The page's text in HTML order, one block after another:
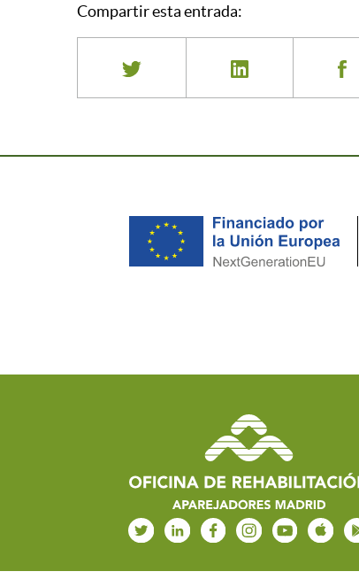
Compartir esta entrada: